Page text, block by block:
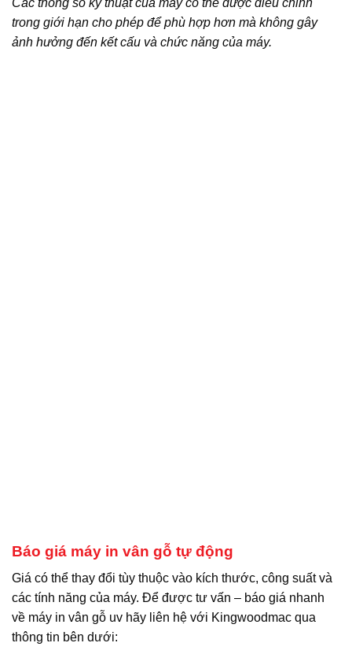
Các thông số kỹ thuật của máy có thể được điều chỉnh
trong giới hạn cho phép để phù hợp hơn mà không gây
ảnh hưởng đến kết cấu và chức năng của máy.
Báo giá máy in vân gỗ tự động
Giá có thể thay đổi tùy thuộc vào kích thước, công suất và
các tính năng của máy. Để được tư vấn – báo giá nhanh
về máy in vân gỗ uv hãy liên hệ với Kingwoodmac qua
thông tin bên dưới: